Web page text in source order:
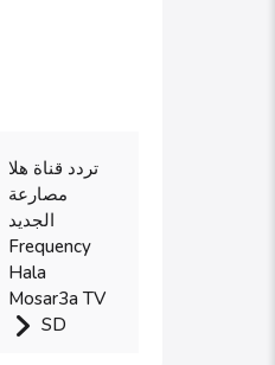
تردد قناة هلا
مصارعة
الجديد
Frequency
Hala
Mosar3a TV
SD